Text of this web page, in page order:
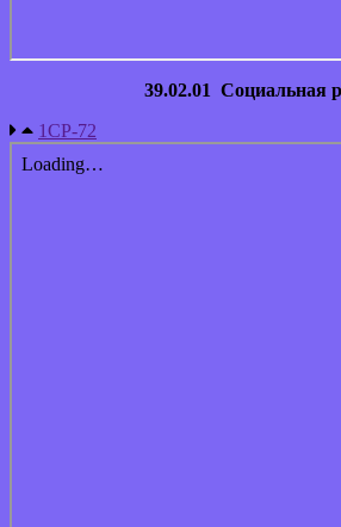
39.02.01 Социальная
1СР-72